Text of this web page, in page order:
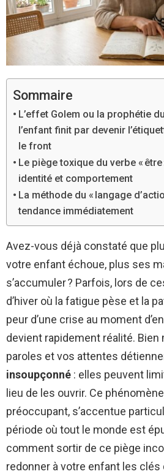
Sommaire
L’effet Golem ou la prophétie
l’enfant finit par devenir
le front
Le piège toxique du verbe «
identité et comportement
La méthode du « langage
tendance immédiatement
Avez-vous déjà constaté que
votre enfant échoue, plus ses
s’accumuler ? Parfois, lors de
d’hiver où la fatigue pèse et la
peur d’une crise au moment
devient rapidement réalité. Bien
paroles et vos attentes
insoupçonné : elles peuvent
lieu de les ouvrir. Ce
préoccupant, s’accentue
période où tout le monde est
comment sortir de ce piège
redonner à votre enfant les clés